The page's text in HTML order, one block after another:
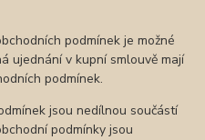
podmínek je možné
ujednání v kupní smlouvě mají
podmínek.
jsou nedílnou součástí
podmínky jsou